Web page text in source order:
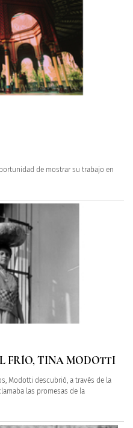
de mostrar su trabajo en
FRÍO, TINA MODOTTI
Modotti descubrió, a través de la
las promesas de la